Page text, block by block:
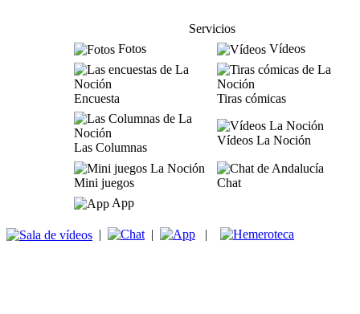
Servicios
Fotos
Vídeos
Encuesta Tiras cómicas
Las Columnas
Vídeos La Noción
Mini juegos
Chat
App
| | |